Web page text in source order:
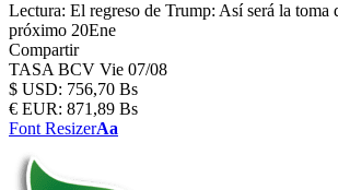
Lectura: El regreso de Trump: Así será la toma
próximo 20Ene
Compartir
TASA BCV Vie 07/08
$ USD: 756,70 Bs
€ EUR: 871,89 Bs
Font ResizerAa